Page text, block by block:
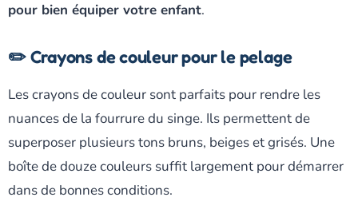
pour bien équiper votre enfant.
✏️ Crayons de couleur pour le pelage
Les crayons de couleur sont parfaits pour rendre les
nuances de la fourrure du singe. Ils permettent de
superposer plusieurs tons bruns, beiges et grisés. Une
boîte de douze couleurs suffit largement pour démarrer
dans de bonnes conditions.